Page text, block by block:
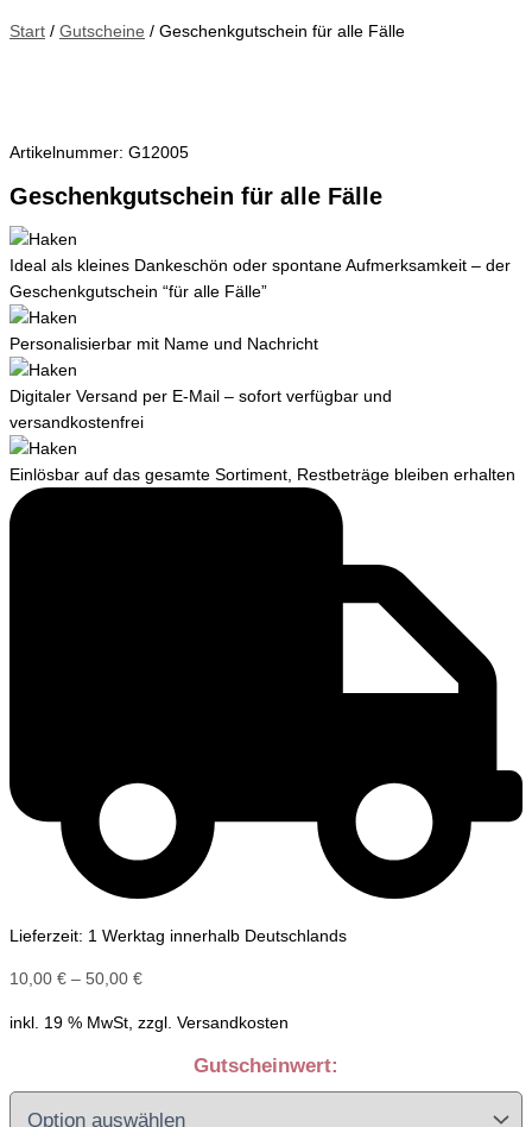
Start / Gutscheine / Geschenkgutschein für alle Fälle
Artikelnummer: G12005
Geschenkgutschein für alle Fälle
Ideal als kleines Dankeschön oder spontane Aufmerksamkeit – der
Geschenkgutschein “für alle Fälle”
Personalisierbar mit Name und Nachricht
Digitaler Versand per E-Mail – sofort verfügbar und
versandkostenfrei
Einlösbar auf das gesamte Sortiment, Restbeträge bleiben erhalten
Lieferzeit: 1 Werktag innerhalb Deutschlands
10,00 € – 50,00 €
inkl. 19 % MwSt, zzgl. Versandkosten
Gutscheinwert: